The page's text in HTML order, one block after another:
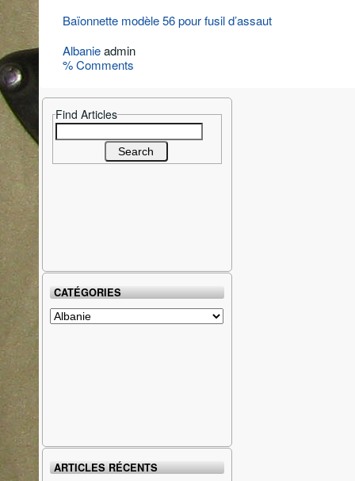
Baïonnette modèle 56 pour fusil d’assaut
Albanieadmin
% Comments
Find Articles
Search
for:
CATÉGORIES
Catégories
ARTICLES RÉCENTS